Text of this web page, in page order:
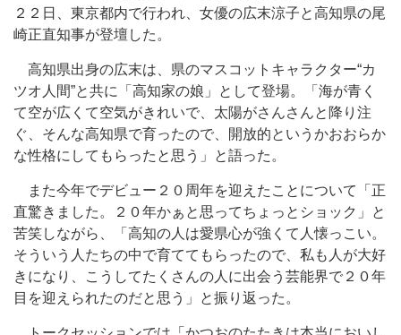
２２日、東京都内で行われ、女優の広末涼子と高知県の尾
崎正直知事が登壇した。
高知県出身の広末は、県のマスコットキャラクター“カ
ツオ人間”と共に「高知家の娘」として登場。「海が青く
て空が広くて空気がきれいで、太陽がさんさんと降り注
ぐ、そんな高知県で育ったので、開放的というかおおらか
な性格にしてもらったと思う」と語った。
また今年でデビュー２０周年を迎えたことについて「正
直驚きました。２０年かぁと思ってちょっとショック」と
苦笑しながら、「高知の人は愛県心が強くて人懐っこい。
そういう人たちの中で育ててもらったので、私も人が大好
きになり、こうしてたくさんの人に出会う芸能界で２０年
目を迎えられたのだと思う」と振り返った。